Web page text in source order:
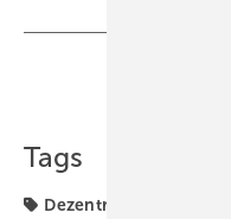
Tags
Dezentrale Lüftung